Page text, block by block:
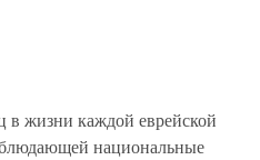
в жизни каждой еврейской
национальные